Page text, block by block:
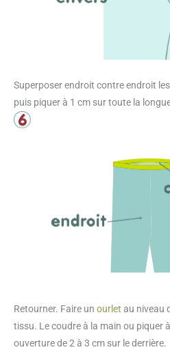
Superposer endroit contre endroit
puis piquer à 1 cm sur toute la
Retourner. Faire un ourlet au niveau
tissu. Le coudre à la main ou piquer
ouverture de 2 à 3 cm sur le derrière.